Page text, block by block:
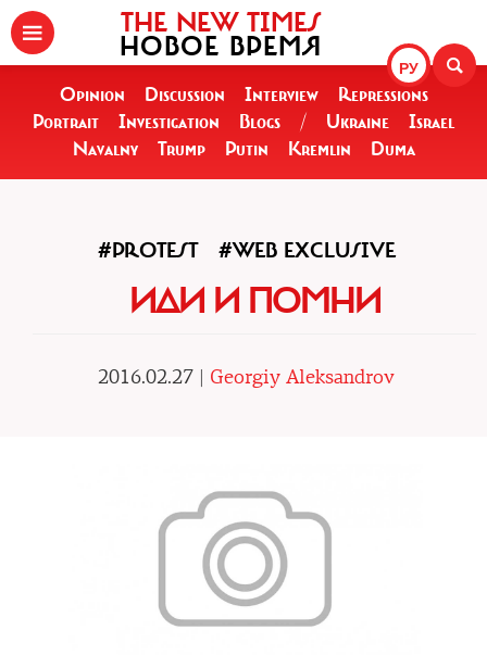
РУ
THE NEW TIMES
НОВОЕ ВРЕМЯ
Opinion Discussion Interview
Repressions
Portrait
Investigation Blogs / Ukraine
Israel
Navalny
Trump Putin Kremlin Duma
#PROTEST #WEB EXCLUSIVE
ИДИ И ПОМНИ
2016.02.27 | Georgiy Aleksandrov